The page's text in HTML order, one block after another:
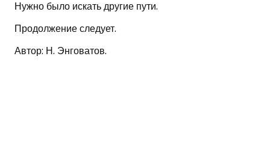
Нужно было искать другие пути.
Продолжение следует.
Автор: Н. Энговатов.